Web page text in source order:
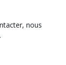
nous